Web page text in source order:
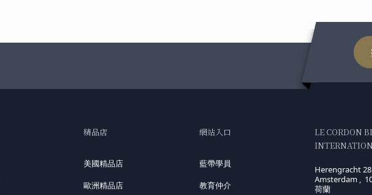
精品店
美國精品店
歐洲精品店
網站入口
藍帶學員
教育仲介
LE CORDON
Herengracht 28
Amsterdam ,
荷蘭